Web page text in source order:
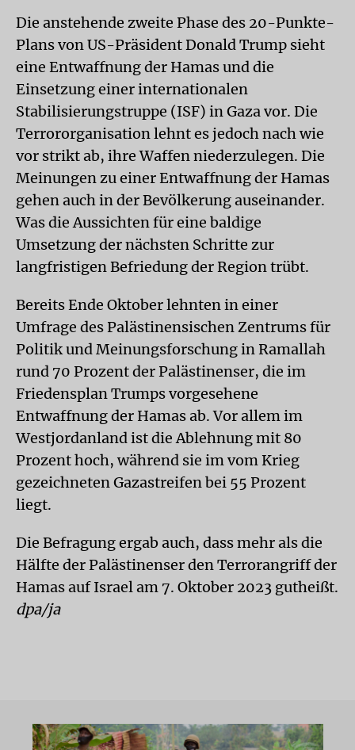
Die anstehende zweite Phase des 20-Punkte-
Plans von US-Präsident Donald Trump sieht
eine Entwaffnung der Hamas und die
Einsetzung einer internationalen
Stabilisierungstruppe (ISF) in Gaza vor. Die
Terrororganisation lehnt es jedoch nach wie
vor strikt ab, ihre Waffen niederzulegen. Die
Meinungen zu einer Entwaffnung der Hamas
gehen auch in der Bevölkerung auseinander.
Was die Aussichten für eine baldige
Umsetzung der nächsten Schritte zur
langfristigen Befriedung der Region trübt.
Bereits Ende Oktober lehnten in einer
Umfrage des Palästinensischen Zentrums für
Politik und Meinungsforschung in Ramallah
rund 70 Prozent der Palästinenser, die im
Friedensplan Trumps vorgesehene
Entwaffnung der Hamas ab. Vor allem im
Westjordanland ist die Ablehnung mit 80
Prozent hoch, während sie im vom Krieg
gezeichneten Gazastreifen bei 55 Prozent
liegt.
Die Befragung ergab auch, dass mehr als die
Hälfte der Palästinenser den Terrorangriff der
Hamas auf Israel am 7. Oktober 2023 gutheißt.
dpa/ja